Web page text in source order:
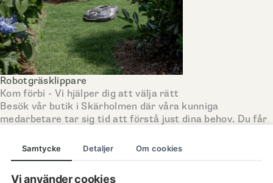
Samtycke Detaljer Om cookies
Vi använder cookies
Robotgräsklippare
Kom förbi - Vi hjälper dig att välja rätt
Besök vår butik i Skärholmen där våra kunniga
medarbetare tar sig tid att förstå just dina behov. Du får
stress eller köpplikt.
Här hjälper vi dig från "jag vet inte" till "perfekt val".